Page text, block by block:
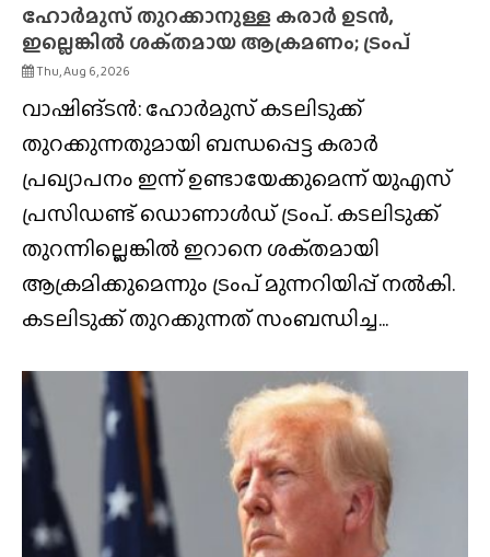
ഹോർമുസ് തുറക്കാനുള്ള കരാർ ഉടൻ,
ഇല്ലെങ്കിൽ ശക്‌തമായ ആക്രമണം; ട്രംപ്
Thu, Aug 6, 2026
വാഷിങ്ടൻ: ഹോർമുസ് കടലിടുക്ക്
തുറക്കുന്നതുമായി ബന്ധപ്പെട്ട കരാർ
പ്രഖ്യാപനം ഇന്ന് ഉണ്ടായേക്കുമെന്ന് യുഎസ്
പ്രസിഡണ്ട് ഡൊണാൾഡ് ട്രംപ്. കടലിടുക്ക്
തുറന്നില്ലെങ്കിൽ ഇറാനെ ശക്‌തമായി
ആക്രമിക്കുമെന്നും ട്രംപ് മുന്നറിയിപ്പ് നൽകി.
കടലിടുക്ക് തുറക്കുന്നത് സംബന്ധിച്ച...